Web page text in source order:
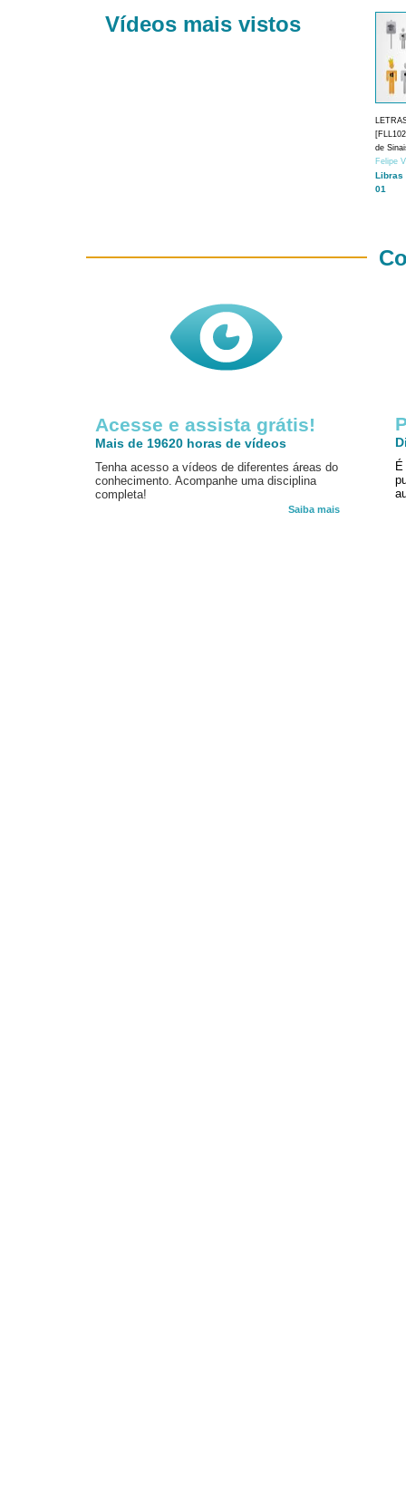
Vídeos mais vistos
de
Felipe
Libras
01
Acesse e assista grátis!
Mais de 19620 horas de vídeos
Tenha acesso a vídeos de diferentes áreas do
conhecimento. Acompanhe uma disciplina
completa!
Saiba mais